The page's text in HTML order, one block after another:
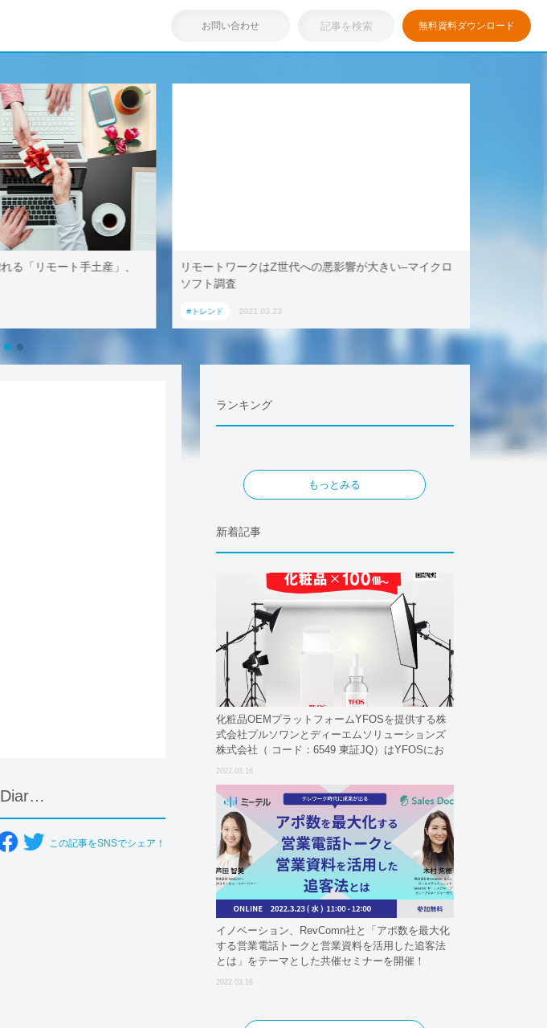
お問い合わせ 無料資料ダウンロード
「リモート手土産」、
リモートワークはZ世代への悪影響が大きい–マイクロ
ソフト調査
#トレンド 2021.03.23
Diar…
この記事をSNSでシェア！
ランキング
もっとみる
新着記事
化粧品OEMプラットフォームYFOSを提供する株
式会社プルソワンとディーエムソリューションズ
株式会社（ コード：6549 東証JQ）はYFOSにお
2022.03.16
イノベーション、RevComn社と「アポ数を最大化
する営業電話トークと営業資料を活用した追客法
とは」をテーマとした共催セミナーを開催！
2022.03.16